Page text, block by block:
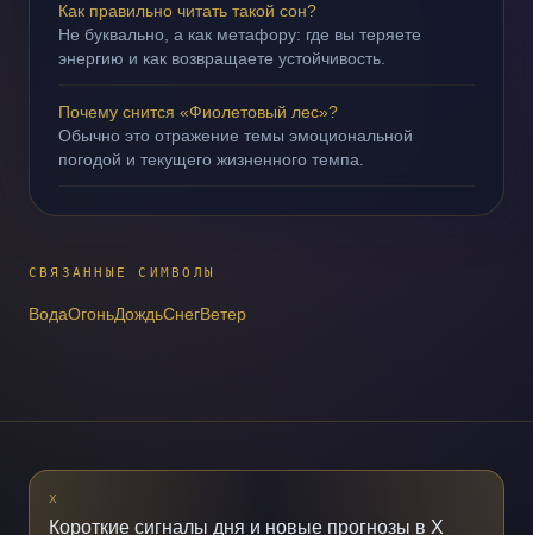
Как правильно читать такой сон?
Не буквально, а как метафору: где вы теряете
энергию и как возвращаете устойчивость.
Почему снится «Фиолетовый лес»?
Обычно это отражение темы эмоциональной
погодой и текущего жизненного темпа.
СВЯЗАННЫЕ СИМВОЛЫ
ВодаОгоньДождьСнегВетер
X
Короткие сигналы дня и новые прогнозы в X